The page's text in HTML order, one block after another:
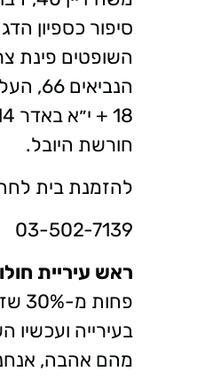
חורשת היובל.
להזמנת בית
03-502-7139
ראש עיריית
בעירייה
מהם אהבה,